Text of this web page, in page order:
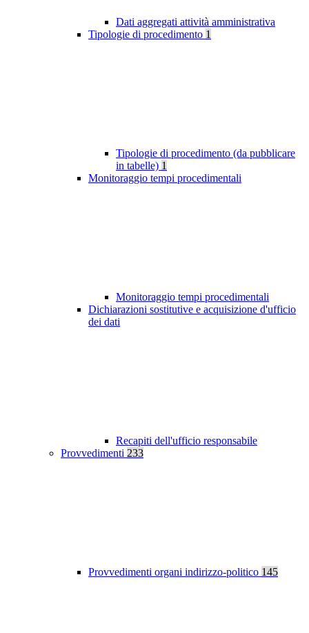
Dati aggregati attività amministrativa
Tipologie di procedimento 1
Tipologie di procedimento (da pubblicare
in tabelle) 1
Monitoraggio tempi procedimentali
Monitoraggio tempi procedimentali
Dichiarazioni sostitutive e acquisizione d'ufficio
dei dati
Recapiti dell'ufficio responsabile
Provvedimenti 233
Provvedimenti organi indirizzo-politico 145